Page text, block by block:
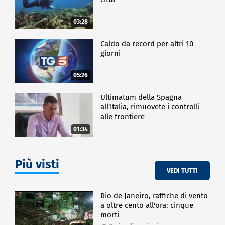
03:28
05:26
Caldo da record per altri 10
giorni
01:34
Ultimatum della Spagna
all'Italia, rimuovete i controlli
alle frontiere
Più visti VEDI TUTTI
Rio de Janeiro, raffiche di vento
a oltre cento all'ora: cinque
morti